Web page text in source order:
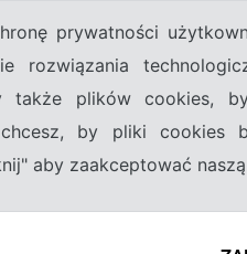
prywatności
rozwiązania
także plików cookies,
by pliki cookies
aby zaakceptować